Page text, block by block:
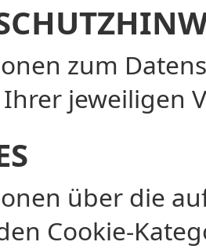
zum
jeweiligen
über die
Cookie-